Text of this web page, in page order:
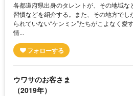
各都道府県出身のタレントが、その地域
習慣などを紹介する。また、その地方で
られていない“ケンミン”たちがこよなく愛
情...
ウワサのお客さま
（2019年）